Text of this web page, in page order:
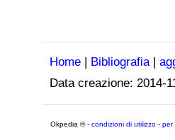
Home | Bibliografia|
Data creazione: 2014-
Okpedia ® - condizioni di utilizzo - per